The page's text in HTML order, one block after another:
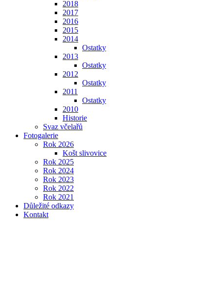
2018
2017
2016
2015
2014
Ostatky
2013
Ostatky
2012
Ostatky
2011
Ostatky
2010
Historie
Svaz včelařů
Fotogalerie
Rok 2026
Košt slivovice
Rok 2025
Rok 2024
Rok 2023
Rok 2022
Rok 2021
Důležité odkazy
Kontakt